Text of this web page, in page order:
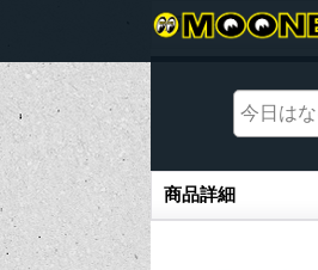
商品詳細
商品詳細